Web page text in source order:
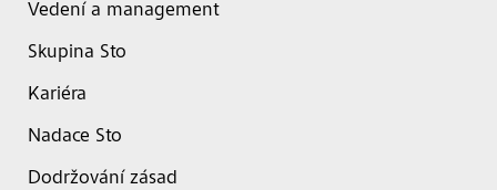
Vedení a management
Skupina Sto
Kariéra
Nadace Sto
Dodržování zásad